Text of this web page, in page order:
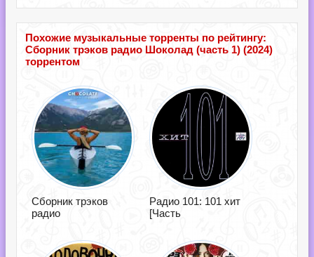
Похожие музыкальные торренты по рейтингу:
Сборник трэков радио Шоколад (часть 1) (2024)
торрентом
Сборник трэков
радио
Радио 101: 101 хит
[Часть